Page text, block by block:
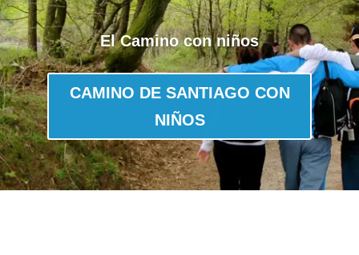
El Camino con niños
CAMINO DE SANTIAGO CON
NIÑOS